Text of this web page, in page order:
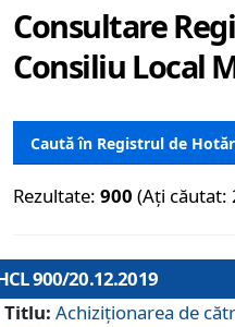
Consultare
Consiliu Local
Caută în Registrul de
Rezultate: 900 (Ați căutat:
900/20.12.2019
Titlu: Achiziționarea de